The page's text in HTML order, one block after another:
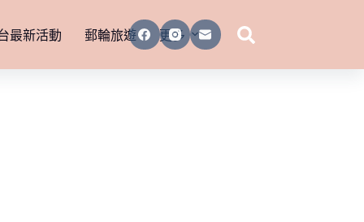
最新活動 郵輪旅遊 更多